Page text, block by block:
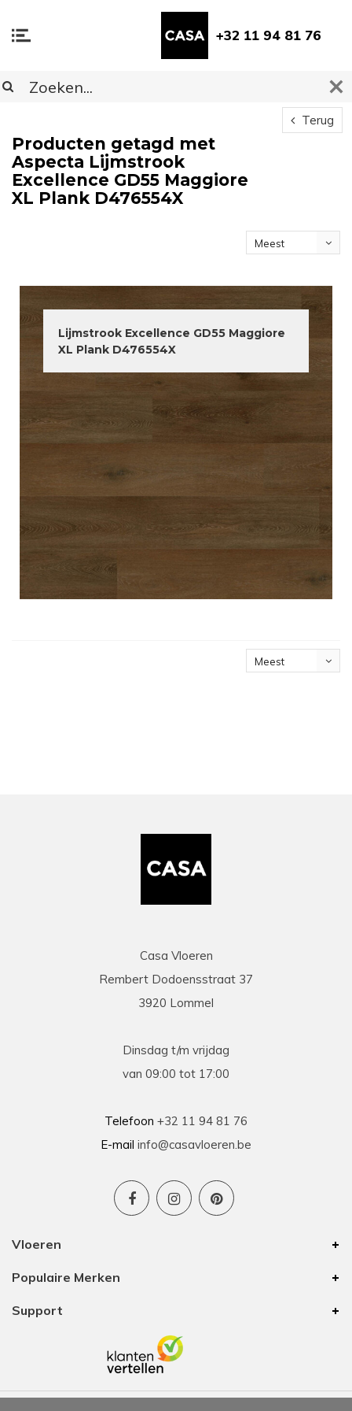
+32 11 94 81 76
Terug
Producten getagd met
Aspecta Lijmstrook
Excellence GD55 Maggiore
XL Plank D476554X
Meest
Lijmstrook Excellence GD55 Maggiore
XL Plank D476554X
Meest
Casa Vloeren
Rembert Dodoensstraat 37
3920 Lommel
Dinsdag t/m vrijdag
van 09:00 tot 17:00
Telefoon +32 11 94 81 76
E-mail info@casavloeren.be
Vloeren
Populaire Merken
Support